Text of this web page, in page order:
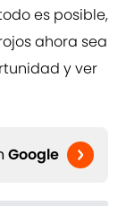
es posible,
ahora sea
y ver
Google